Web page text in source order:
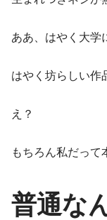
ああ、はやく大学
はやく坊らしい作
え？
もちろん私だって
普通な